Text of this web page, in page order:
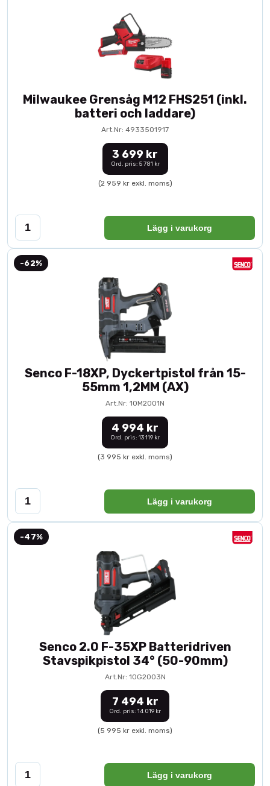
Milwaukee Grensåg M12 FHS251 (inkl.
batteri och laddare)
Art.Nr: 4933501917
3 699 kr
Ord. pris: 5 781 kr
(2 959 kr exkl. moms)
Lägg i varukorg
-62%
Senco F-18XP, Dyckertpistol från 15-
55mm 1,2MM (AX)
Art.Nr: 10M2001N
4 994 kr
Ord. pris: 13 119 kr
(3 995 kr exkl. moms)
Lägg i varukorg
-47%
Senco 2.0 F-35XP Batteridriven
Stavspikpistol 34° (50-90mm)
Art.Nr: 10G2003N
7 494 kr
Ord. pris: 14 019 kr
(5 995 kr exkl. moms)
Lägg i varukorg